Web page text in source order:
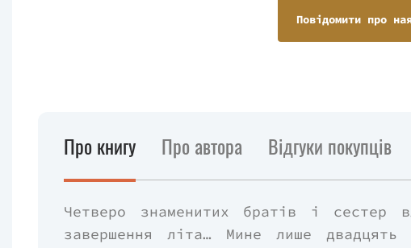
Повідомити про
Про книгу Про автора Відгуки покупців
Четверо знаменитих братів і сестер
завершення літа… Мине лише